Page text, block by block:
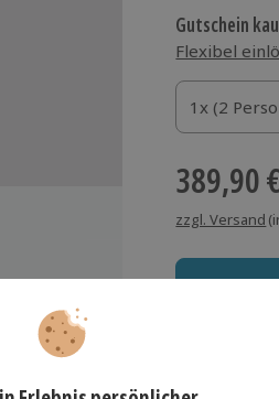
Gutschein
Flexibel
1x (2
1x (2
1x (2
389,90
zzgl. Versand
Immer
Große